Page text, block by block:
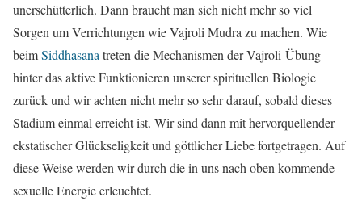
unerschütterlich. Dann braucht man sich nicht mehr so viel
Sorgen um Verrichtungen wie Vajroli Mudra zu machen. Wie
beimSiddhasanatreten die Mechanismen der Vajroli-Übung
hinter das aktive Funktionieren unserer spirituellen Biologie
zurück und wir achten nicht mehr so sehr darauf, sobald dieses
Stadium einmal erreicht ist. Wir sind dann mit hervorquellender
ekstatischer Glückseligkeit und göttlicher Liebe fortgetragen. Auf
diese Weise werden wir durch die in uns nach oben kommende
sexuelle Energie erleuchtet.